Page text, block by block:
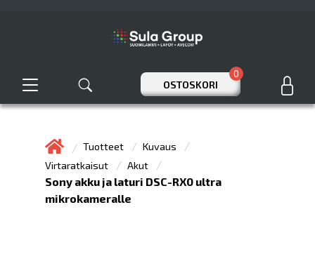
OSTOSKORI
0
Tuotteet
Kuvaus
Virtaratkaisut
Akut
Sony akku ja laturi DSC-RX0 ultra
mikrokameralle